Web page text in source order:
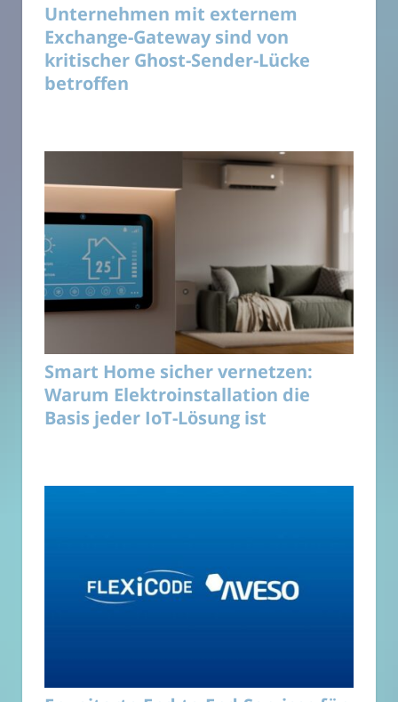
Unternehmen mit externem
Exchange-Gateway sind von
kritischer Ghost-Sender-Lücke
betroffen
Smart Home sicher vernetzen:
Warum Elektroinstallation die
Basis jeder IoT-Lösung ist